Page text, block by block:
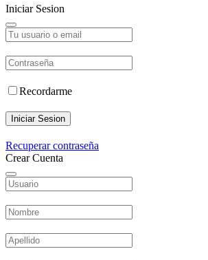
Iniciar Sesion
Recordarme
Iniciar Sesion
Recuperar contraseña
Crear Cuenta